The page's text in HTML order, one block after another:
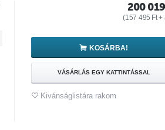
200 019
(157 495 Ft+
KOSÁRBA!
VÁSÁRLÁS EGY KATTINTÁSSAL
Kivánságlistára rakom